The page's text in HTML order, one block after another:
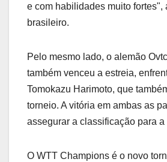
e com habilidades muito fortes",
brasileiro.
Pelo mesmo lado, o alemão
também venceu a estreia,
Tomokazu Harimoto, que
torneio. A vitória em ambas as
assegurar a classificação para a
O WTT Champions é o novo